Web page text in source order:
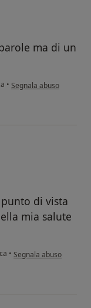
ma di un
• secondo l'opinione
Segnala abuso
di vista
mia salute
• secondo l'opinione
Segnala abuso